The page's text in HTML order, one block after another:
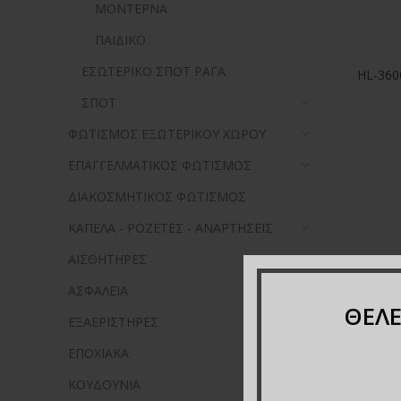
ΜΟΝΤΕΡΝΑ
ΠΑΙΔΙΚΟ
ΕΣΩΤΕΡΙΚΟ ΣΠΟΤ ΡΑΓΑ
ΣΠΟΤ
ΦΩΤΙΣΜΟΣ EΞΩΤΕΡΙΚΟΥ ΧΩΡΟΥ
ΕΠΑΓΓΕΛΜΑΤΙΚΟΣ ΦΩΤΙΣΜΟΣ
ΔΙΑΚΟΣΜΗΤΙΚΟΣ ΦΩΤΙΣΜΟΣ
ΚΑΠΕΛA - ΡΟΖΕΤΕΣ - ΑΝΑΡΤΗΣΕΙΣ
ΑΙΣΘΗΤΗΡΕΣ
ΑΣΦΑΛΕΙΑ
ΕΞΑΕΡΙΣΤΗΡΕΣ
ΕΠΟΧΙΑΚΑ
ΚΟΥΔΟΥΝΙΑ
HL-